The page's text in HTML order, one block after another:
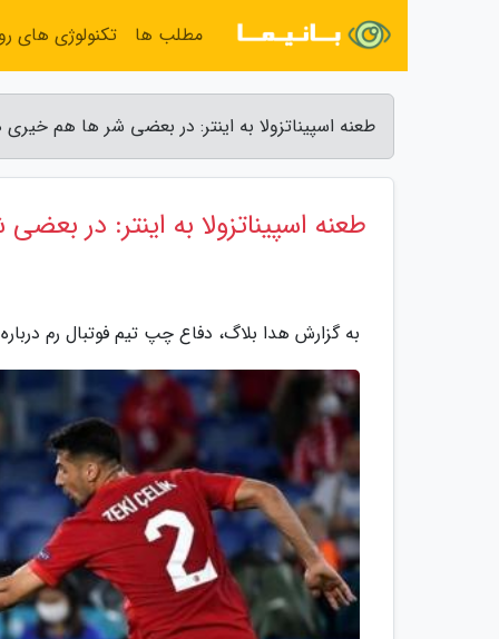
طعنه اسپیناتزولا به اینتر: در بعضی شر ها هم
طعنه اسپیناتزولا به اینتر: در
به گزارش هدا بلاگ، دفاع چپ تیم فوتبال رم
مطلب ها تکنولوژی های